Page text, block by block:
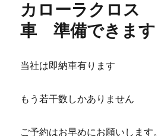
カローラクロス
車 準備できます
当社は即納車有ります
もう若干数しかありません
ご予約はお早めにお願いします。